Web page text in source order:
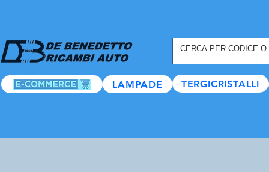
LAMPADE TERGICRISTALLI